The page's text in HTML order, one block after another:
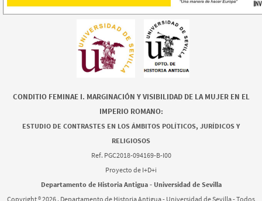
CONDITIO FEMINAE I. MARGINACIÓN Y VISIBILIDAD DE LA MUJER EN EL
IMPERIO ROMANO:
ESTUDIO DE CONTRASTES EN LOS ÁMBITOS POLÍTICOS, JURÍDICOS Y
RELIGIOSOS
Ref. PGC2018-094169-B-I00
Proyecto de I+D+i
Departamento de Historia Antigua - Universidad de Sevilla
Copyright ®2026 . Departamento de Historia Antigua - Universidad de Sevilla - Todos